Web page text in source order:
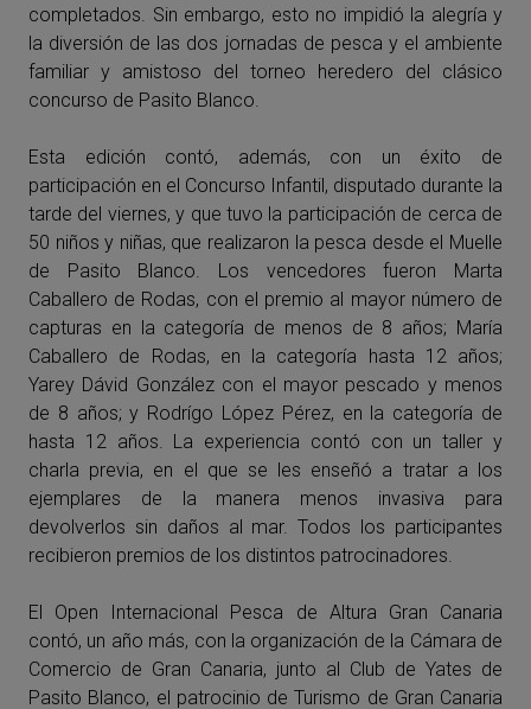
completados. Sin embargo, esto no impidió la alegría y
la diversión de las dos jornadas de pesca y el ambiente
familiar y amistoso del torneo heredero del clásico
concurso de Pasito Blanco
Esta edición contó, además, con un éxito de
participación en el Concurso Infantil, disputado durante la
tarde del viernes, y que tuvo la participación de cerca de
50 niños y niñas, que realizaron la pesca desde el Muelle
de Pasito Blanco . Los vencedores fueron Marta
Caballero de Rodas, con el premio al mayor número de
capturas en la categoría de menos de 8 años; María
Caballero de Rodas, en la categoría hasta 12 años;
Yarey Dávid González con el mayor pescado y menos
de 8 años; y Rodrígo López Pérez, en la categoría de
hasta 12 años. La experiencia contó con un taller y
charla previa, en el que se les enseñó a tratar a los
ejemplares de la manera menos invasiva para
devolverlos sin daños al mar. Todos los participantes
recibieron premios de los distintos patrocinadores.
El Open Internacional Pesca de Altura Gran Canaria
contó, un año más, con la organización de la Cámara de
Comercio de Gran Canaria, junto al Club de Yates de
Pasito Blanco, el patrocinio de Turismo de Gran Canaria